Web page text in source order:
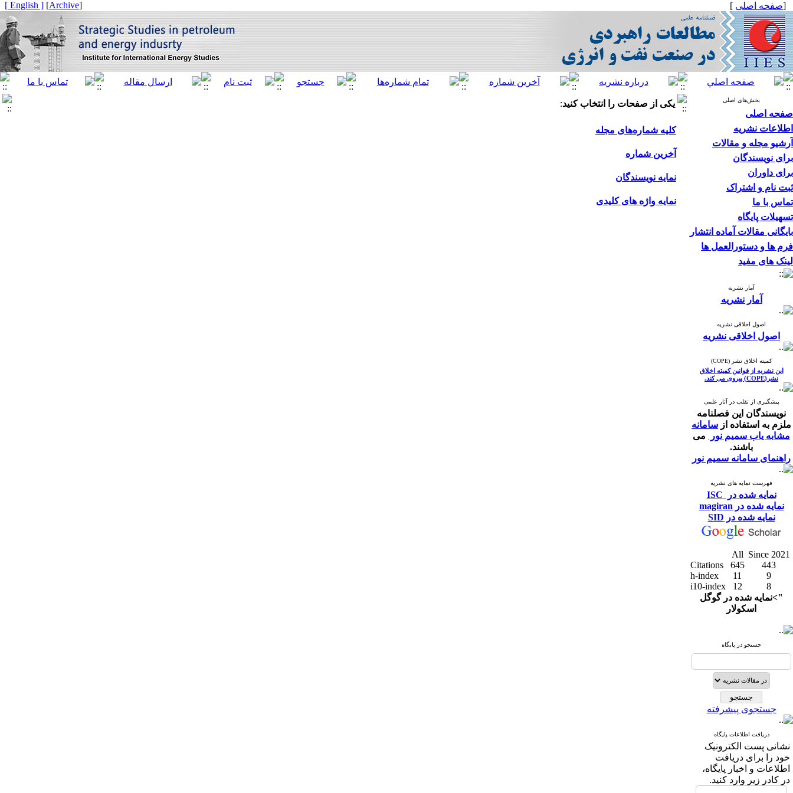
[صفحه اصلی ]
[
Archive
]
[ English ]
بخش‌های اصلی
صفحه اصلی
اطلاعات نشریه
آرشیو مجله و مقالات
برای نویسندگان
برای داوران
ثبت نام و اشتراک
تماس با ما
تسهیلات پایگاه
بایگانی مقالات آماده انتشار
فرم ها و دستورالعمل ها
لینک های مفید
آمار نشریه
آمار نشریه
اصول اخلاقی نشریه
اصول اخلاقی نشریه
کمیته اخلاق نشر (COPE)
این نشریه از قوانین کمیته اخلاق
نشر(COPE) پیروی می کند.
پیشگیری از تقلب در آثار علمی
نویسندگان این فصلنامه
ملزم به استفاده از سامانه
مشابه یاب سمیم نور
می
باشند.
راهنمای سامانه سمیم نور
فهرست نمایه های نشریه
نمایه شده در ISC
نمایه شده در magiran
نمایه شده در SID
All Since 2021
Citations
645
443
h-index
11
9
i10-index
12
8
">نمایه شده در گوگل
اسکولار
جستجو در پایگاه
جستجوی پیشرفته
دریافت اطلاعات پایگاه
نشانی پست الکترونیک
خود را برای دریافت
اطلاعات و اخبار پایگاه،
در کادر زیر وارد کنید.
یکی از صفحات را انتخاب کنید:
کلیه شماره‌های مجله
آخرین شماره
نمایه نویسندگان
نمایه واژه های کلیدی